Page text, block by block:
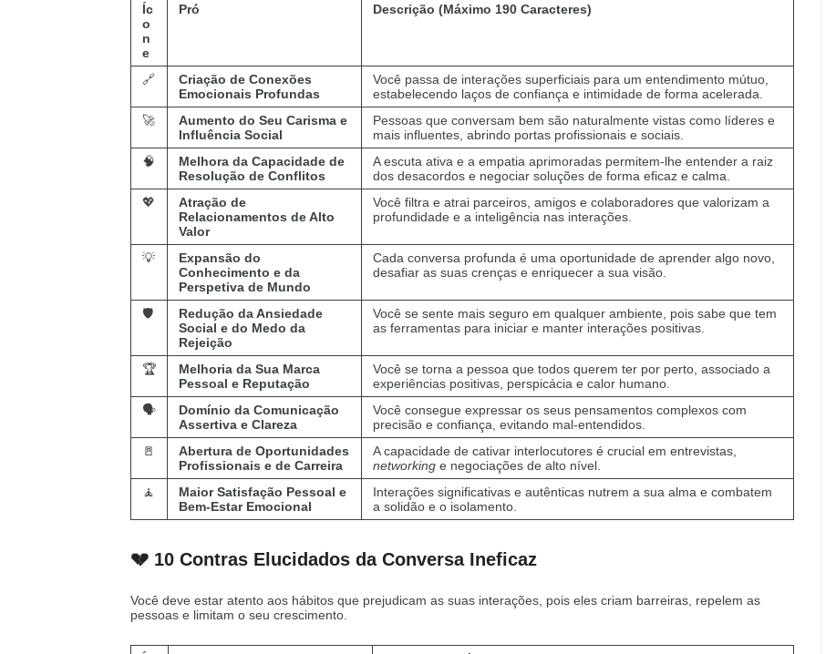
Íc
o
n
e
Pró Descrição (Máximo 190 Caracteres)
🔗
Criação de Conexões
Emocionais Profundas
Você passa de interações superficiais para um entendimento mútuo,
estabelecendo laços de confiança e intimidade de forma acelerada.
🚀
Aumento do Seu Carisma e
Influência Social
Pessoas que conversam bem são naturalmente vistas como líderes e
mais influentes, abrindo portas profissionais e sociais.
🧠
Melhora da Capacidade de
Resolução de Conflitos
A escuta ativa e a empatia aprimoradas permitem-lhe entender a raiz
dos desacordos e negociar soluções de forma eficaz e calma.
💖
Atração de
Relacionamentos de Alto
Valor
Você filtra e atrai parceiros, amigos e colaboradores que valorizam a
profundidade e a inteligência nas interações.
💡
Expansão do
Conhecimento e da
Perspetiva de Mundo
Cada conversa profunda é uma oportunidade de aprender algo novo,
desafiar as suas crenças e enriquecer a sua visão.
🛡️
Redução da Ansiedade
Social e do Medo da
Rejeição
Você se sente mais seguro em qualquer ambiente, pois sabe que tem
as ferramentas para iniciar e manter interações positivas.
🏆
Melhoria da Sua Marca
Pessoal e Reputação
Você se torna a pessoa que todos querem ter por perto, associado a
experiências positivas, perspicácia e calor humano.
🗣️
Domínio da Comunicação
Assertiva e Clareza
Você consegue expressar os seus pensamentos complexos com
precisão e confiança, evitando mal-entendidos.
🚪
Abertura de Oportunidades
Profissionais e de Carreira
A capacidade de cativar interlocutores é crucial em entrevistas,
networking e negociações de alto nível.
🧘
Maior Satisfação Pessoal e
Bem-Estar Emocional
Interações significativas e autênticas nutrem a sua alma e combatem
a solidão e o isolamento.
💔 10 Contras Elucidados da Conversa Ineficaz
Você deve estar atento aos hábitos que prejudicam as suas interações, pois eles criam barreiras, repelem as
pessoas e limitam o seu crescimento.